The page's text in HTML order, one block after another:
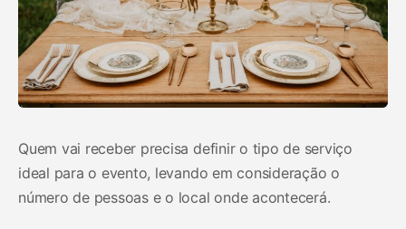
Quem vai receber precisa definir o tipo de serviço
ideal para o evento, levando em consideração o
número de pessoas e o local onde acontecerá.